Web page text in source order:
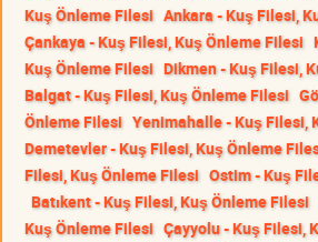
Kuş Önleme Filesi Ankara - Kuş Filesi,
Çankaya - Kuş Filesi, Kuş Önleme Filesi
Kuş Önleme Filesi Dikmen - Kuş Filesi,
Balgat - Kuş Filesi, Kuş Önleme Filesi
Önleme Filesi Yenimahalle - Kuş Filesi,
Demetevler - Kuş Filesi, Kuş Önleme
Filesi, Kuş Önleme Filesi Ostim - Kuş
Batıkent - Kuş Filesi, Kuş Önleme Filesi
Kuş Önleme Filesi Çayyolu - Kuş Filesi,